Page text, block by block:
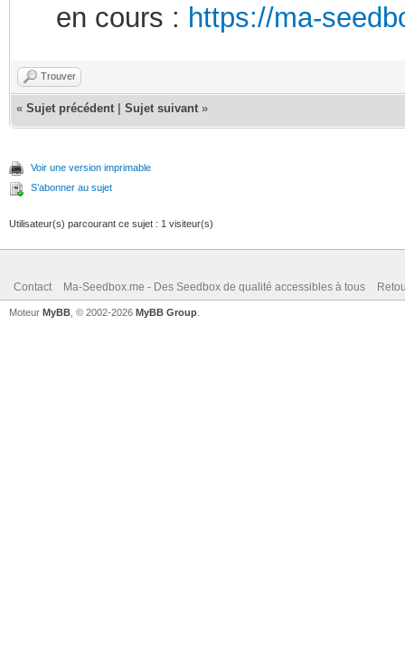
en cours : https://ma-
Trouver
« Sujet précédent Sujet suivant »
Voir une version imprimable
S’abonner au sujet
Utilisateur(s) parcourant ce sujet : 1 visiteur(s)
Contact Ma-Seedbox.me - Des Seedbox de qualité accessibles à tous
Moteur MyBB , © 2002-2026 MyBB Group